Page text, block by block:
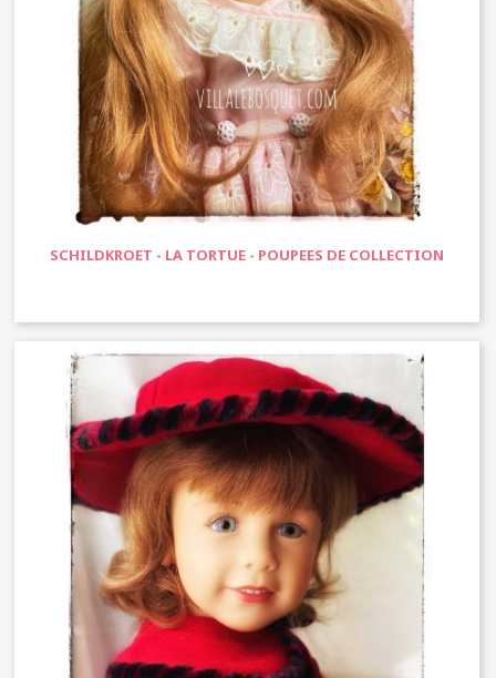
SCHILDKROET - LA TORTUE - POUPEES DE COLLECTION